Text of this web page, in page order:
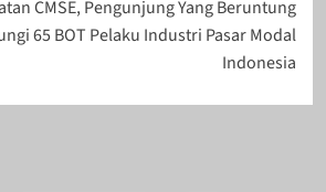
CMSE, Pengunjung Yang Beruntung
65 BOT Pelaku Industri Pasar Modal
Indonesia